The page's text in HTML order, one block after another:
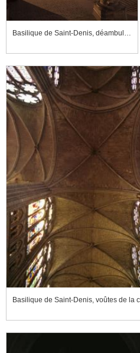
Basilique de Saint-Denis, déambulatoire